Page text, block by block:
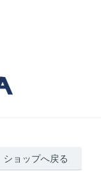
ショップへ戻る